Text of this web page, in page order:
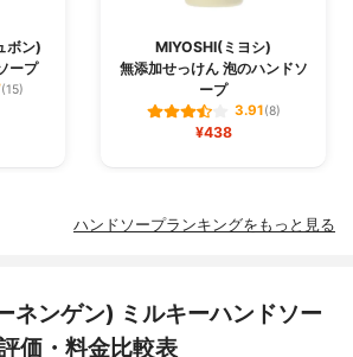
ボン)
ープ
(15)
MIYOSHI(ミヨシ)
無添加せっけん 泡のハンドソ
ープ
3.91(8)
¥438
ハンドソープランキングをもっと見る
ンゲン) ミルキーハンドソー
価・料金比較表